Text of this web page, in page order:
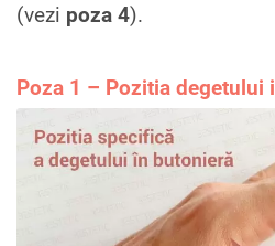
(vezi poza 4).
Poza 1 – Pozitia degetului i